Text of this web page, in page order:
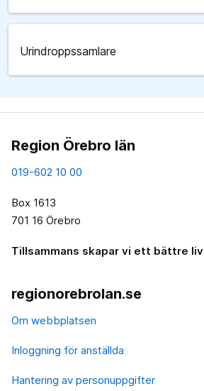
Urindroppssamlare
Region Örebro län
019-602 10 00
Box 1613
701 16 Örebro
Tillsammans skapar vi ett bättre liv
regionorebrolan.se
Om webbplatsen
Inloggning för anställda
Hantering av personuppgifter